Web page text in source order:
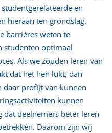
en
hieraan ten grondslag.
barrières weten te
studenten optimaal
Als we zouden leren van
dat het hen lukt, dan
daar profijt van kunnen
kunnen
deelnemers beter leren
Daarom zijn wij